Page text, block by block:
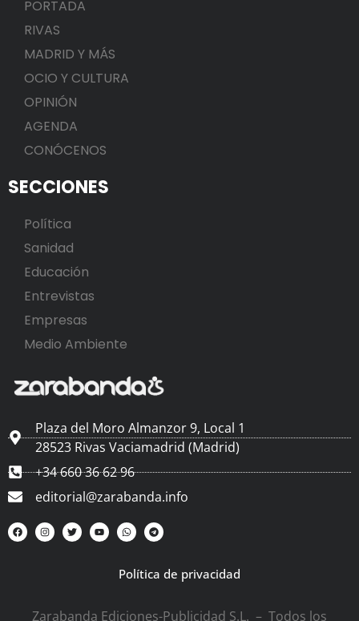
PORTADA
RIVAS
MADRID Y MÁS
OCIO Y CULTURA
OPINIÓN
AGENDA
CONÓCENOS
SECCIONES
Política
Sanidad
Educación
Entrevistas
Empresas
Medio Ambiente
Plaza del Moro Almanzor 9, Local 1
28523 Rivas Vaciamadrid (Madrid)
+34 660 36 62 96
editorial@zarabanda.info
Política de privacidad
Zarabanda Ediciones-Publicidad S.L. – Todos los